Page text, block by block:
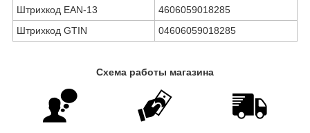
Штрихкод EAN-13
4606059018285
Штрихкод GTIN
04606059018285
Схема работы магазина